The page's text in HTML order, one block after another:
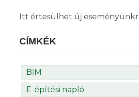
Itt értesülhet új
CÍMKÉK
BIM
E-építési napló